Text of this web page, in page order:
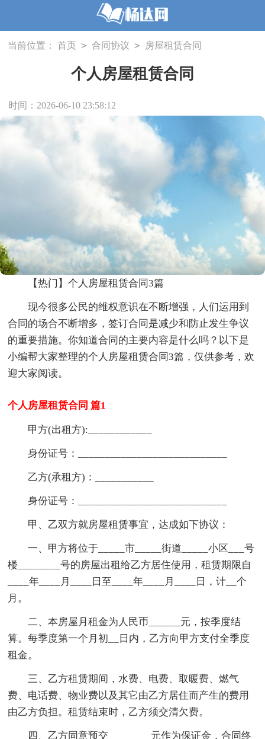
当前位置： 首页 > 合同协议 > 房屋租赁合同
个人房屋租赁合同
时间：2026-06-10 23:58:12
【热门】个人房屋租赁合同3篇
现今很多公民的维权意识在不断增强，人们运用到
合同的场合不断增多，签订合同是减少和防止发生争议
的重要措施。你知道合同的主要内容是什么吗？以下是
小编帮大家整理的个人房屋租赁合同3篇，仅供参考，欢
迎大家阅读。
个人房屋租赁合同 篇1
甲方(出租方):____________
身份证号：____________________________
乙方(承租方)：___________
身份证号：____________________________
甲、乙双方就房屋租赁事宜，达成如下协议：
一、甲方将位于_____市_____街道_____小区___号
楼________号的房屋出租给乙方居住使用，租赁期限自
____年____月____日至____年____月____日，计__个
月。
二、本房屋月租金为人民币______元，按季度结
算。每季度第一个月初__日内，乙方向甲方支付全季度
租金。
三、乙方租赁期间，水费、电费、取暖费、燃气
费、电话费、物业费以及其它由乙方居住而产生的费用
由乙方负担。租赁结束时，乙方须交清欠费。
四、乙方同意预交________元作为保证金，合同终